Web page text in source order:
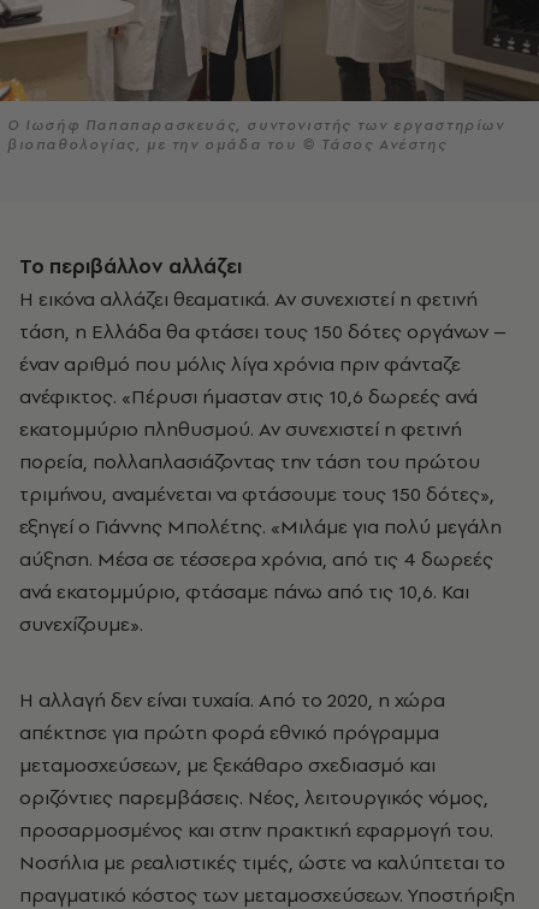
Ο Ιωσήφ Παπαπαρασκευάς, συντονιστής των εργαστηρίων
βιοπαθολογίας, με την ομάδα του © Τάσος Ανέστης
Το περιβάλλον αλλάζει
Η εικόνα αλλάζει θεαματικά. Αν συνεχιστεί η φετινή
τάση, η Ελλάδα θα φτάσει τους 150 δότες οργάνων –
έναν αριθμό που μόλις λίγα χρόνια πριν φάνταζε
ανέφικτος. «Πέρυσι ήμασταν στις 10,6 δωρεές ανά
εκατομμύριο πληθυσμού. Αν συνεχιστεί η φετινή
πορεία, πολλαπλασιάζοντας την τάση του πρώτου
τριμήνου, αναμένεται να φτάσουμε τους 150 δότες»,
εξηγεί ο Γιάννης Μπολέτης. «Μιλάμε για πολύ μεγάλη
αύξηση. Μέσα σε τέσσερα χρόνια, από τις 4 δωρεές
ανά εκατομμύριο, φτάσαμε πάνω από τις 10,6. Και
συνεχίζουμε».
Η αλλαγή δεν είναι τυχαία. Από το 2020, η χώρα
απέκτησε για πρώτη φορά εθνικό πρόγραμμα
μεταμοσχεύσεων, με ξεκάθαρο σχεδιασμό και
οριζόντιες παρεμβάσεις. Νέος, λειτουργικός νόμος,
προσαρμοσμένος και στην πρακτική εφαρμογή του.
Νοσήλια με ρεαλιστικές τιμές, ώστε να καλύπτεται το
πραγματικό κόστος των μεταμοσχεύσεων. Υποστήριξη